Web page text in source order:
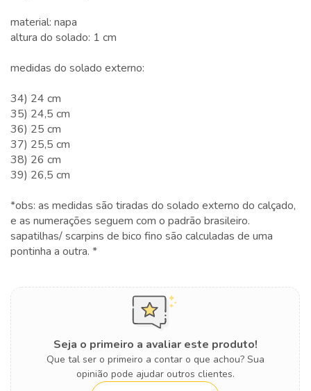
material: napa
altura do solado: 1 cm
medidas do solado externo:
34) 24 cm
35) 24,5 cm
36) 25 cm
37) 25,5 cm
38) 26 cm
39) 26,5 cm
*obs: as medidas são tiradas do solado externo do calçado,
e as numerações seguem com o padrão brasileiro.
sapatilhas/ scarpins de bico fino são calculadas de uma
pontinha a outra. *
Seja o primeiro a avaliar este produto!
Que tal ser o primeiro a contar o que achou? Sua
opinião pode ajudar outros clientes.